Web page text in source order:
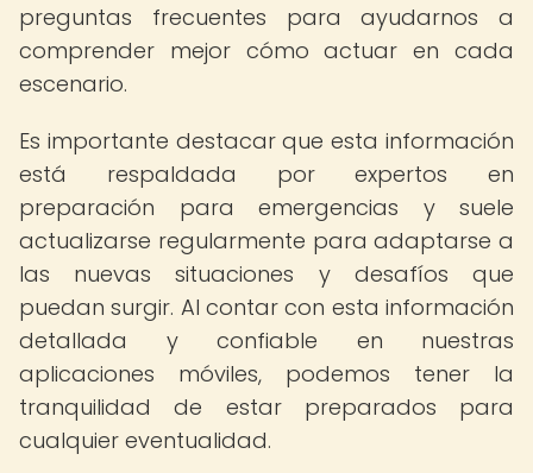
preguntas frecuentes para ayudarnos a
comprender mejor cómo actuar en cada
escenario.
Es importante destacar que esta información
está respaldada por expertos en
preparación para emergencias y suele
actualizarse regularmente para adaptarse a
las nuevas situaciones y desafíos que
puedan surgir. Al contar con esta información
detallada y confiable en nuestras
aplicaciones móviles, podemos tener la
tranquilidad de estar preparados para
cualquier eventualidad.